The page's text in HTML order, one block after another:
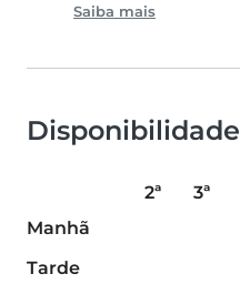
Saiba mais
Disponibilidade
2ª 3ª
Manhã
Tarde